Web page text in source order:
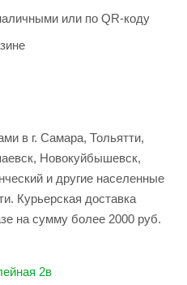
или по QR-коду
в г. Самара, Тольятти,
Новокуйбышевск,
и другие населенные
Курьерская доставка
на сумму более 2000 руб.
2в